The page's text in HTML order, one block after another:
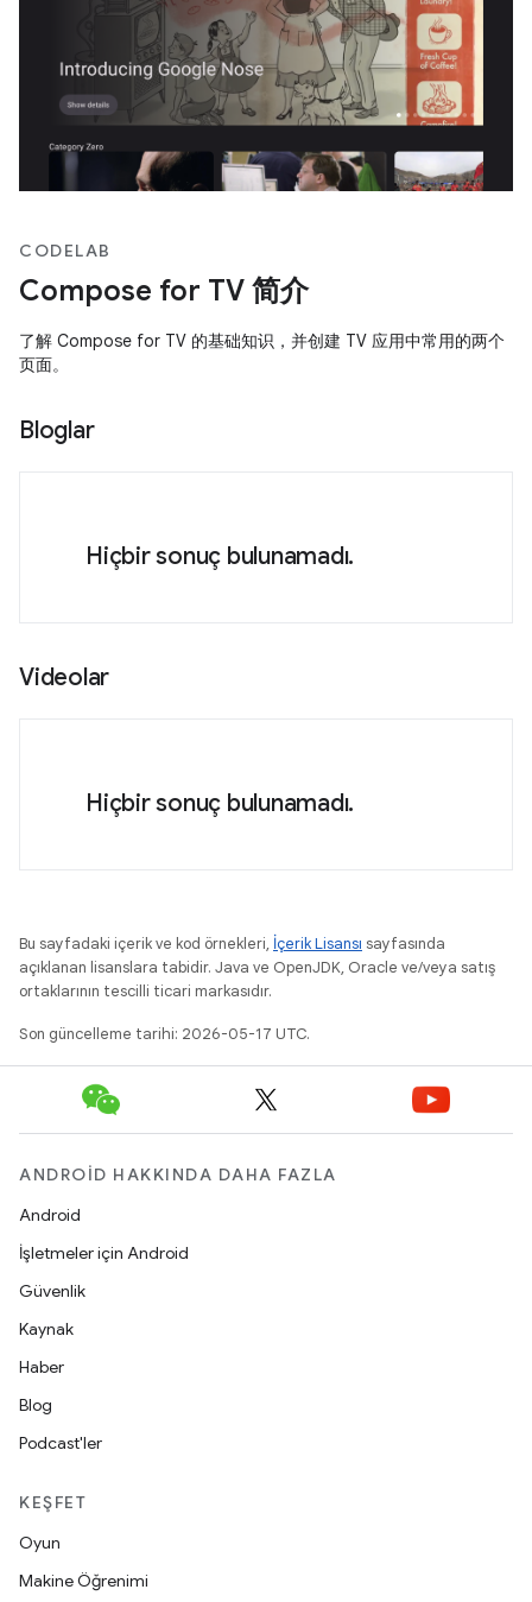
CODELAB
Compose for TV 简介
了解 Compose for TV 的基础知识，并创建 TV 应用中常用的两个
页面。
Bloglar
Hiçbir sonuç bulunamadı.
Videolar
Hiçbir sonuç bulunamadı.
Bu sayfadaki içerik ve kod örnekleri, İçerik Lisansı sayfasında
açıklanan lisanslara tabidir. Java ve OpenJDK, Oracle ve/veya satış
ortaklarının tescilli ticari markasıdır.
Son güncelleme tarihi: 2026-05-17 UTC.
ANDROID HAKKINDA DAHA FAZLA
Android
İşletmeler için Android
Güvenlik
Kaynak
Haber
Blog
Podcast'ler
KEŞFET
Oyun
Makine Öğrenimi